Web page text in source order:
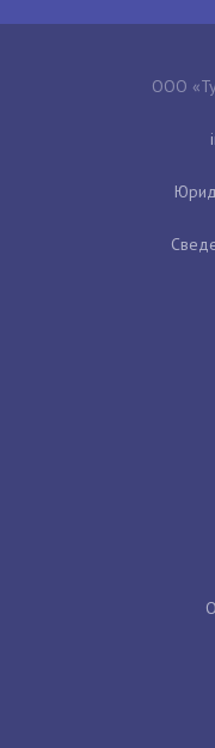
ООО